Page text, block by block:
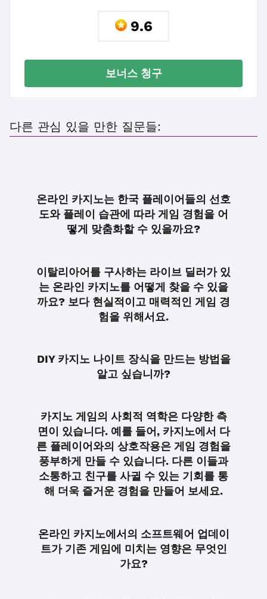
9.6
보너스 청구
다른 관심 있을 만한 질문들:
온라인 카지노는 한국 플레이어들의 선호
도와 플레이 습관에 따라 게임 경험을 어
떻게 맞춤화할 수 있을까요?
이탈리아어를 구사하는 라이브 딜러가 있
는 온라인 카지노를 어떻게 찾을 수 있을
까요? 보다 현실적이고 매력적인 게임 경
험을 위해서요.
DIY 카지노 나이트 장식을 만드는 방법을
알고 싶습니까?
카지노 게임의 사회적 역학은 다양한 측
면이 있습니다. 예를 들어, 카지노에서 다
른 플레이어와의 상호작용은 게임 경험을
풍부하게 만들 수 있습니다. 다른 이들과
소통하고 친구를 사귈 수 있는 기회를 통
해 더욱 즐거운 경험을 만들어 보세요.
온라인 카지노에서의 소프트웨어 업데이
트가 기존 게임에 미치는 영향은 무엇인
가요?